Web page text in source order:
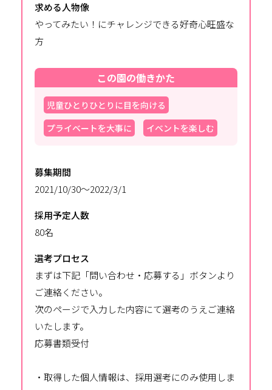
求める人物像
やってみたい！にチャレンジできる好奇心旺盛な
方
この園の働きかた
児童ひとりひとりに目を向ける
プライベートを大事に
イベントを楽しむ
募集期間
2021/10/30～2022/3/1
採用予定人数
80名
選考プロセス
まずは下記「問い合わせ・応募する」ボタンより
ご連絡ください。
次のページで入力した内容にて選考のうえご連絡
いたします。
応募書類受付
・取得した個人情報は、採用選考にのみ使用しま